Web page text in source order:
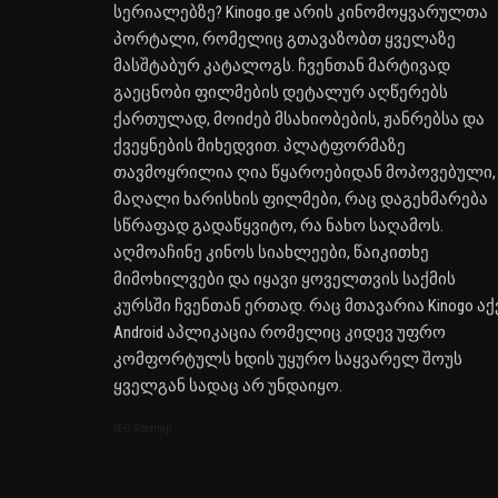
სერიალებზე? Kinogo.ge არის კინომოყვარულთა
პორტალი, რომელიც გთავაზობთ ყველაზე
მასშტაბურ კატალოგს. ჩვენთან მარტივად
გაეცნობი ფილმების დეტალურ აღწერებს
ქართულად, მოიძებ მსახიობების, ჟანრებსა და
ქვეყნების მიხედვით. პლატფორმაზე
თავმოყრილია ღია წყაროებიდან მოპოვებული,
მაღალი ხარისხის ფილმები, რაც დაგეხმარება
სწრაფად გადაწყვიტო, რა ნახო საღამოს.
აღმოაჩინე კინოს სიახლეები, წაიკითხე
მიმოხილვები და იყავი ყოველთვის საქმის
კურსში ჩვენთან ერთად. რაც მთავარია Kinogo
Android აპლიკაცია რომელიც კიდევ უფრო
კომფორტულს ხდის უყურო საყვარელ შოუს
ყველგან სადაც არ უნდაიყო.